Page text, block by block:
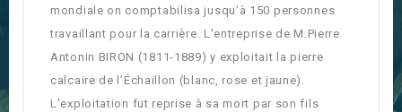
mondiale on comptabilisa jusqu’à 150 personnes
travaillant pour la carrière. L'entreprise de M.Pierre
Antonin BIRON (1811-1889) y exploitait la pierre
calcaire de l’Échaillon (blanc, rose et jaune).
L'exploitation fut reprise à sa mort par son fils